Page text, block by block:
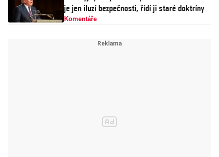
je jen iluzí bezpečnosti, řídí ji staré doktríny
Komentáře